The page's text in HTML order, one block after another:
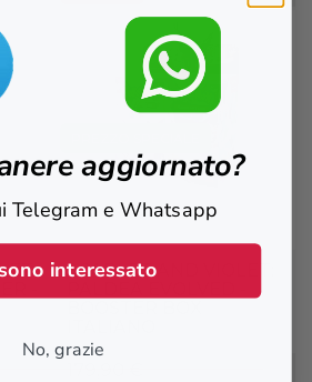
-
SCARLET AND VIOLET:
aggiornato?
Telegram e Whatsapp
interessato
No, grazie